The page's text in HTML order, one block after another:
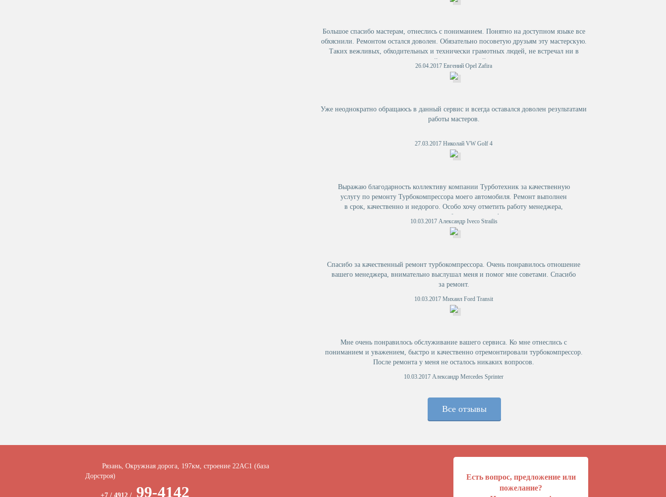
Большое спасибо мастерам, отнеслись с пониманием. Понятно на доступном языке все
обхяснили. Ремонтом остался доволен. Обязательно посоветую друзьям эту мастерскую.
Таких вежливых, обходительных и технически грамотных людей, не встречал ни в
одной автомастерской.
26.04.2017 Евгений Opel Zafira
Уже неоднократно обращаюсь в данный сервис и всегда оставался доволен результатами
работы мастеров.
27.03.2017 Николай VW Golf 4
Выражаю благодарность коллективу компании Турботехник за качественную
услугу по ремонту Турбокомпрессора моего автомобиля. Ремонт выполнен
в срок, качественно и недорого. Особо хочу отметить работу менеджера,
за вежливое и корректное обращениеи профессионализм.
10.03.2017 Александр Iveco Strailis
Спасибо за качественный ремонт турбокомпрессора. Очень понравилось отношение
вашего менеджера, внимательно выслушал меня и помог мне советами. Спасибо
за ремонт.
10.03.2017 Михаил Ford Transit
Мне очень понравилось обслуживание вашего сервиса. Ко мне отнеслись с
пониманием и уважением, быстро и качественно отремонтировали турбокомпрессор.
После ремонта у меня не осталось никаких вопросов.
Александр Mercedes Sprinter
10.03.2017 Александр Mercedes Sprinter
Все отзывы
Рязань, Окружная дорога, 197км, строение 22АC1 (база
Дорстроя)
+7 / 4912 / 99-4142
Есть вопрос, предложение или
пожелание?